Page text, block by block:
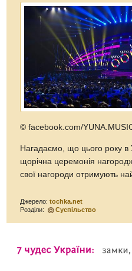
© facebook.com/
Нагадаємо, що цього року в
щорічна церемонія
свої нагороди отримують
Джерело:tochka.net
Розділи:
Суспільство